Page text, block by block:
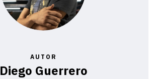
AUTOR
Diego Guerrero